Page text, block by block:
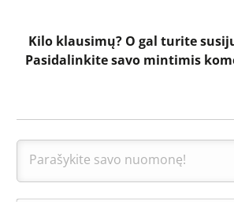
Kilo klausimų? O gal turite
Pasidalinkite savo mintimis